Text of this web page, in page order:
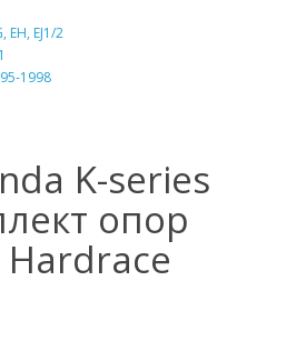
EH, EJ1/2
1998
K-series
опор
Hardrace